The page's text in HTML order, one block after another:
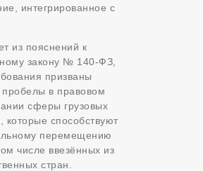
интегрированное с
из пояснений к
закону № 140-ФЗ,
призваны
пробелы в правовом
сферы грузовых
которые способствуют
перемещению
числе ввезённых из
стран.